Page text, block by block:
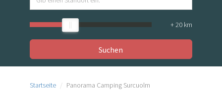
+20 km
Suchen
Startseite Panorama Camping Surcuolm